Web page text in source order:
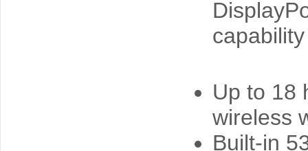
capability
Up to 18
wireless
Built-in